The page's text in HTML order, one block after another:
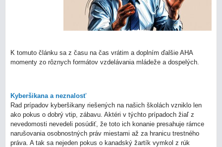
K tomuto článku sa z času na čas vrátim a doplním ďalšie AHA
momenty zo rôznych formátov vzdelávania mládeže a dospelých.
Kyberšikana a neznalosť
Rad prípadov kyberšikany riešených na našich školách vzniklo len
ako pokus o dobrý vtip, zábavu. Aktéri v týchto prípadoch žiaľ z
nevedomosti nevedeli posúdiť, že toto ich konanie presahuje rámce
narušovania osobnostných práv miestami až za hranicu trestného
práva. A tak sa nejeden pokus o kanadský žartík vymkol z rúk